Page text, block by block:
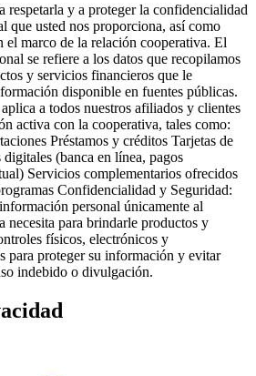
respetarla y a proteger la confidencialidad
que usted nos proporciona, así como
el marco de la relación cooperativa. El
se refiere a los datos que recopilamos
y servicios financieros que le
disponible en fuentes públicas.
a todos nuestros afiliados y clientes
activa con la cooperativa, tales como:
Préstamos y créditos Tarjetas de
(banca en línea, pagos
Servicios complementarios ofrecidos
Confidencialidad y Seguridad:
personal únicamente al
necesita para brindarle productos y
físicos, electrónicos y
para proteger su información y evitar
indebido o divulgación.